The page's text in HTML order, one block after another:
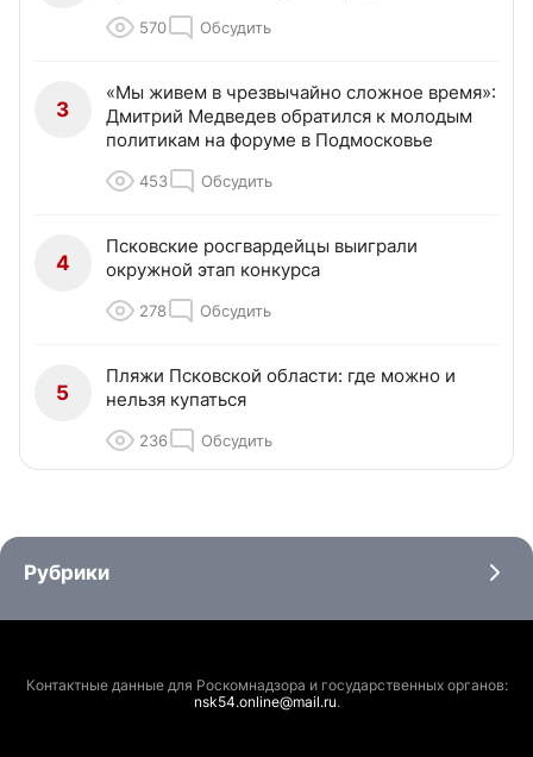
570 Обсудить
3
«Мы живем в чрезвычайно сложное время»:
Дмитрий Медведев обратился к молодым
политикам на форуме в Подмосковье
453 Обсудить
4
Псковские росгвардейцы выиграли
окружной этап конкурса
278 Обсудить
5
Пляжи Псковской области: где можно и
нельзя купаться
236 Обсудить
Рубрики
Контактные данные для Роскомнадзора и государственных органов:
nsk54.online@mail.ru.